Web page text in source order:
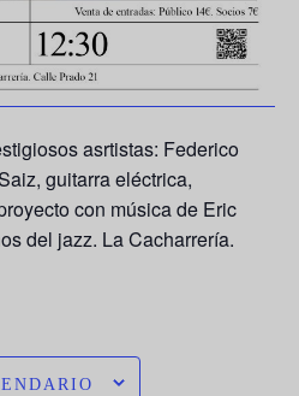
asrtistas: Federico
guitarra eléctrica,
con música de Eric
del jazz. La Cacharrería.